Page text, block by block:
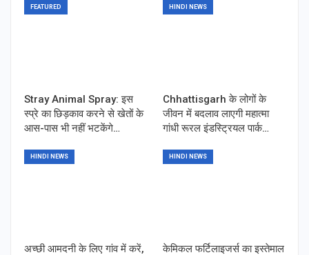
FEATURED
Stray Animal Spray: इस
स्प्रे का छिड़काव करने से खेतों के
आस-पास भी नहीं भटकेंगे…
HINDI NEWS
Chhattisgarh के लोगों के
जीवन में बदलाव लाएगी महात्मा
गांधी रूरल इंडस्ट्रियल पार्क…
HINDI NEWS
अच्छी आमदनी के लिए गांव में करें,
HINDI NEWS
केमिकल फर्टिलाइजर्स का इस्तेमाल